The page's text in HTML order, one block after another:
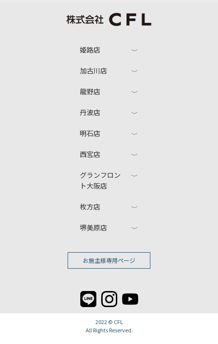
姫路店
加古川店
龍野店
丹波店
明石店
西宮店
グランフロン
ト大阪店
枚方店
堺美原店
お施主様専用ページ
2022 © CFL
All Rights Reserved.